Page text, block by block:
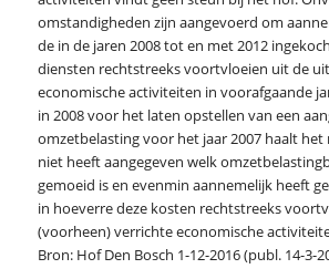
omstandigheden zijn aangevoerd om
de in de jaren 2008 tot en met 2012
diensten rechtstreeks voortvloeien uit de
economische activiteiten in voorafgaande
in 2008 voor het laten opstellen van een
omzetbelasting voor het jaar 2007 haalt
niet heeft aangegeven welk
gemoeid is en evenmin aannemelijk heeft
in hoeverre deze kosten rechtstreeks
(voorheen) verrichte economische
Bron: Hof Den Bosch 1-12-2016 (publ. 14-3-